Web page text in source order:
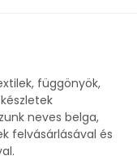
függönyök,
neves belga,
felvásárlásával és